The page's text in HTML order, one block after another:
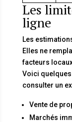
Les
ligne
Les
Elles ne
facteurs
Voici
consulter un
Vente de
Marchés